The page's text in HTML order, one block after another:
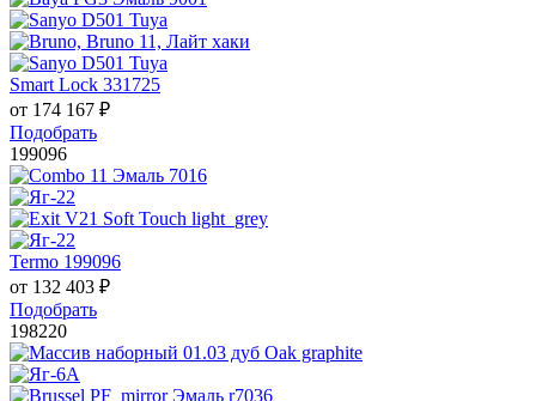
Smart Lock 331725
от 174 167 ₽
Подобрать
199096
Termo 199096
от 132 403 ₽
Подобрать
198220